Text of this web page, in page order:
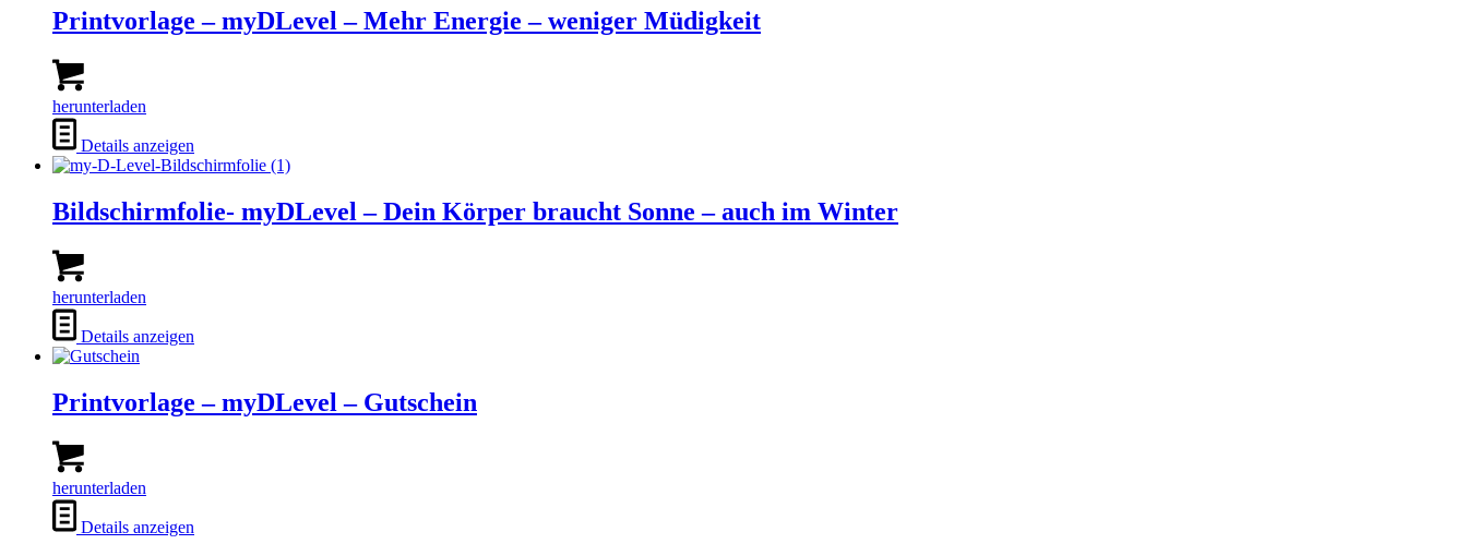
Printvorlage – myDLevel – Mehr Energie – weniger Müdigkeit
herunterladen
Details anzeigen
Bildschirmfolie- myDLevel – Dein Körper braucht Sonne – auch im Winter
herunterladen
Details anzeigen
Printvorlage – myDLevel – Gutschein
herunterladen
Details anzeigen